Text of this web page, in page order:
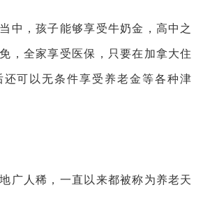
中，孩子能够享受牛奶金，高中之
，全家享受医保，只要在加拿大住
可以无条件享受养老金等各种津
广人稀，一直以来都被称为养老天